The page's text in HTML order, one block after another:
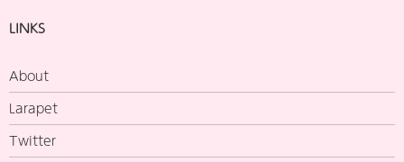
LINKS
About
Larapet
Twitter